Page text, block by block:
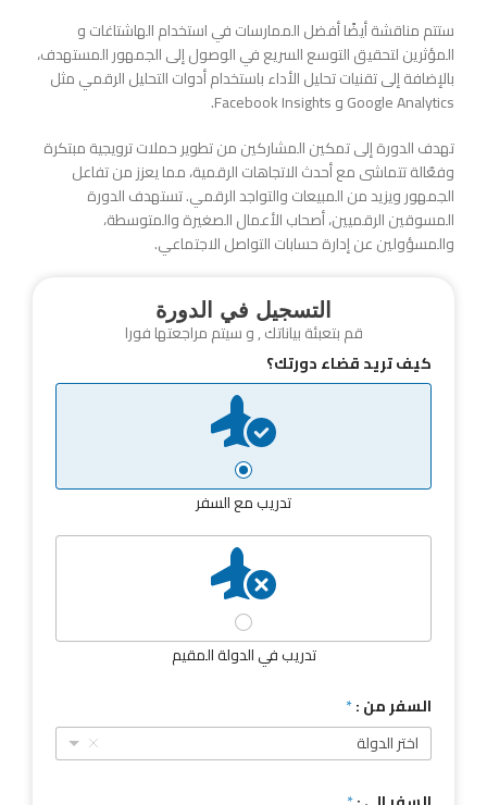
ستتم مناقشة أيضًا أفضل الممارسات في استخدام الهاشتاغات و
المؤثرين لتحقيق التوسع السريع في الوصول إلى الجمهور المستهدف،
بالإضافة إلى تقنيات تحليل الأداء باستخدام أدوات التحليل الرقمي مثل
Google Analytics و Facebook Insights.
تهدف الدورة إلى تمكين المشاركين من تطوير حملات ترويجية مبتكرة
وفعّالة تتماشى مع أحدث الاتجاهات الرقمية، مما يعزز من تفاعل
الجمهور ويزيد من المبيعات والتواجد الرقمي. تستهدف الدورة
المسوقين الرقميين، أصحاب الأعمال الصغيرة والمتوسطة،
والمسؤولين عن إدارة حسابات التواصل الاجتماعي.
التسجيل في الدورة
قم بتعبئة بياناتك , و سيتم مراجعتها فورا
كيف تريد قضاء دورتك؟
تدريب مع السفر
تدريب في الدولة المقيم
السفر من :*
اختر الدولة